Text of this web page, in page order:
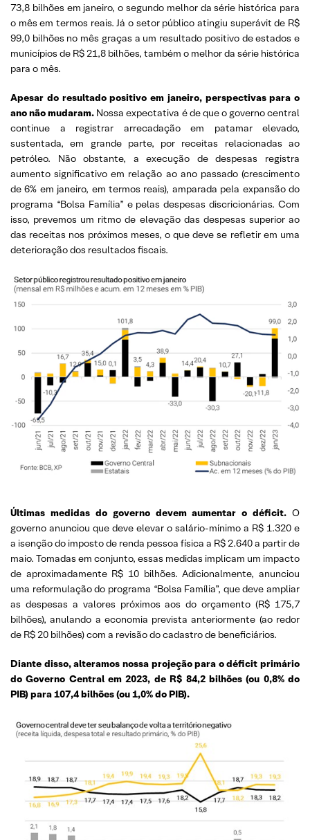
73,8 bilhões em janeiro, o segundo melhor da série histórica para
o mês em termos reais. Já o setor público atingiu superávit de R$
99,0 bilhões no mês graças a um resultado positivo de estados e
municípios de R$ 21,8 bilhões, também o melhor da série histórica
para o mês.
Apesar do resultado positivo em janeiro, perspectivas para o
ano não mudaram. Nossa expectativa é de que o governo central
continue a registrar arrecadação em patamar elevado,
sustentada, em grande parte, por receitas relacionadas ao
petróleo. Não obstante, a execução de despesas registra
aumento significativo em relação ao ano passado (crescimento
de 6% em janeiro, em termos reais), amparada pela expansão do
programa “Bolsa Família” e pelas despesas discricionárias. Com
isso, prevemos um ritmo de elevação das despesas superior ao
das receitas nos próximos meses, o que deve se refletir em uma
deterioração dos resultados fiscais.
Últimas medidas do governo devem aumentar o déficit. O
governo anunciou que deve elevar o salário-mínimo a R$ 1.320 e
a isenção do imposto de renda pessoa física a R$ 2.640 a partir de
maio. Tomadas em conjunto, essas medidas implicam um impacto
de aproximadamente R$ 10 bilhões. Adicionalmente, anunciou
uma reformulação do programa “Bolsa Família”, que deve ampliar
as despesas a valores próximos aos do orçamento (R$ 175,7
bilhões), anulando a economia prevista anteriormente (ao redor
de R$ 20 bilhões) com a revisão do cadastro de beneficiários.
Diante disso, alteramos nossa projeção para o déficit primário
do Governo Central em 2023, de R$ 84,2 bilhões (ou 0,8% do
PIB) para 107,4 bilhões (ou 1,0% do PIB).